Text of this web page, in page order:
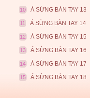
10 Á SỪNG BÀN TAY 13
11 Á SỪNG BÀN TAY 14
12 Á SỪNG BÀN TAY 15
13 Á SỪNG BÀN TAY 16
14 Á SỪNG BÀN TAY 17
15 Á SỪNG BÀN TAY 18